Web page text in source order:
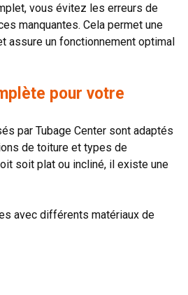
vous évitez les erreurs de
manquantes. Cela permet une
assure un fonctionnement optimal
pour votre
par Tubage Center sont adaptés
de toiture et types de
soit plat ou incliné, il existe une
avec différents matériaux de